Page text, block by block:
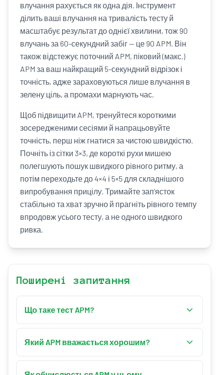
влучання рахується як одна дія. Інструмент
ділить ваші влучання на тривалість тесту й
масштабує результат до однієї хвилини, тож 90
влучань за 60-секундний забіг — це 90 APM. Він
також відстежує поточний APM, піковий (макс.)
APM за ваш найкращий 5-секундний відрізок і
точність, адже зараховуються лише влучання в
зелену ціль, а промахи марнують час.
Щоб підвищити APM, тренуйтеся короткими
зосередженими сесіями й напрацьовуйте
точність, перш ніж гнатися за чистою швидкістю.
Почніть із сітки 3×3, де короткі рухи мишею
полегшують пошук швидкого рівного ритму, а
потім переходьте до 4×4 і 5×5 для складнішого
випробування прицілу. Тримайте зап’ясток
стабільно та хват зручно й прагніть рівного темпу
впродовж усього тесту, а не одного швидкого
ривка.
Поширені запитання
Що таке тест APM?
Тест APM (дії за хвилину) вимірює, скільки
точних дій ви можете виконати за хвилину. На
Який APM вважається хорошим?
Це залежить від розміру сітки, адже менші